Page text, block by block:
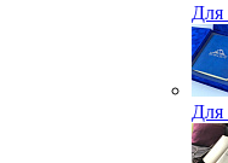
Для
Для